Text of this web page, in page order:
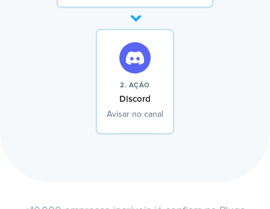
2. AÇÃO
Discord
Avisar no canal